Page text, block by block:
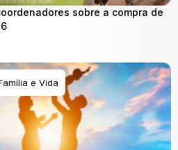
sobre a compra de
e Vida